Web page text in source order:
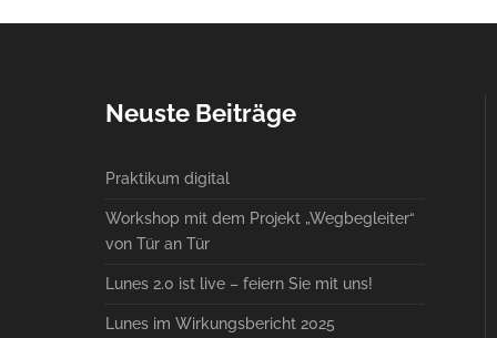
Neuste Beiträge
Praktikum digital
Workshop mit dem Projekt „Wegbegleiter“
von Tür an Tür
Lunes 2.0 ist live – feiern Sie mit uns!
Lunes im Wirkungsbericht 2025